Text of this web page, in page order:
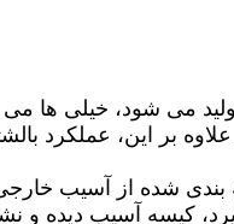
می شود، خیلی ها می
بر این، عملکرد
شده از آسیب